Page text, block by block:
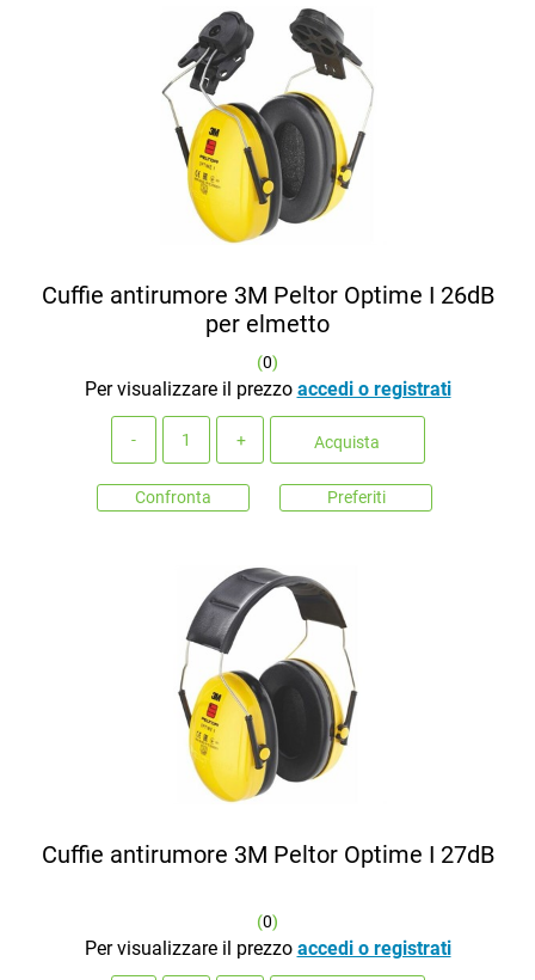
Cuffie antirumore 3M Peltor Optime I 26dB
per elmetto
(0)
Per visualizzare il prezzo accedi o registrati
Acquista
Confronta Preferiti
Cuffie antirumore 3M Peltor Optime I 27dB
(0)
Per visualizzare il prezzo accedi o registrati